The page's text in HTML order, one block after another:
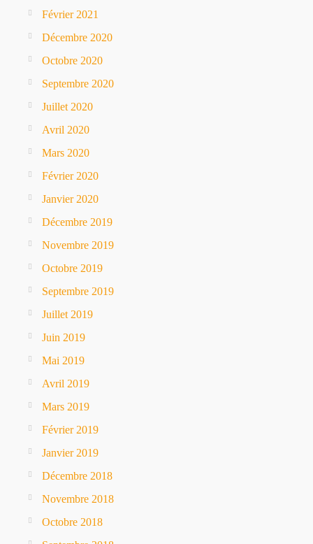
Février 2021
Décembre 2020
Octobre 2020
Septembre 2020
Juillet 2020
Avril 2020
Mars 2020
Février 2020
Janvier 2020
Décembre 2019
Novembre 2019
Octobre 2019
Septembre 2019
Juillet 2019
Juin 2019
Mai 2019
Avril 2019
Mars 2019
Février 2019
Janvier 2019
Décembre 2018
Novembre 2018
Octobre 2018